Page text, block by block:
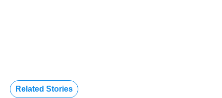
Related Stories